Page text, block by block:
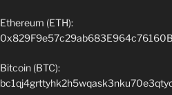
Ethereum (ETH):
Bitcoin (BTC):